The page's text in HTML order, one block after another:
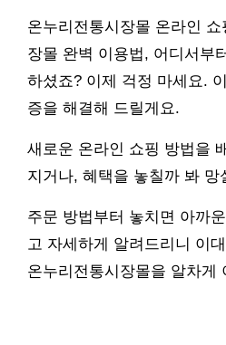
온누리전통시장몰 온라인
장몰 완벽 이용법, 어디서부
하셨죠? 이제 걱정 마세요.
증을 해결해 드릴게요.
새로운 온라인 쇼핑 방법을
지거나, 혜택을 놓칠까 봐 망
주문 방법부터 놓치면 아까
고 자세하게 알려드리니 이
온누리전통시장몰을 알차게